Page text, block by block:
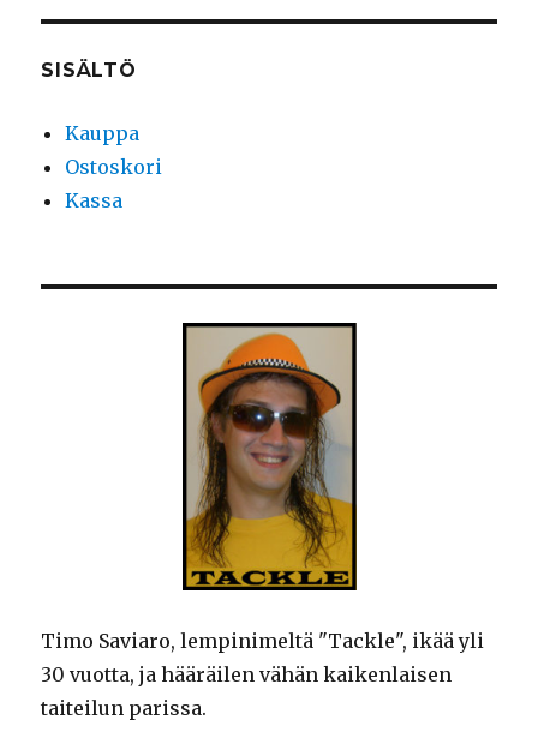
SISÄLTÖ
Kauppa
Ostoskori
Kassa
Timo Saviaro, lempinimeltä "Tackle", ikää yli
30 vuotta, ja hääräilen vähän kaikenlaisen
taiteilun parissa.